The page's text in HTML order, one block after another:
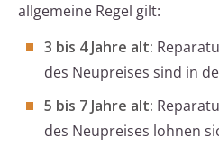
allgemeine Regel gilt:
3 bis 4 Jahre alt:
des Neupreises sind in
5 bis 7 Jahre alt:
des Neupreises lohnen